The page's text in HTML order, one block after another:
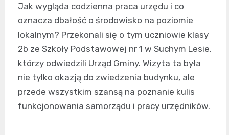
Jak wygląda codzienna praca urzędu i co
oznacza dbałość o środowisko na poziomie
lokalnym? Przekonali się o tym uczniowie klasy
2b ze Szkoły Podstawowej nr 1 w Suchym Lesie,
którzy odwiedzili Urząd Gminy. Wizyta ta była
nie tylko okazją do zwiedzenia budynku, ale
przede wszystkim szansą na poznanie kulis
funkcjonowania samorządu i pracy urzędników.